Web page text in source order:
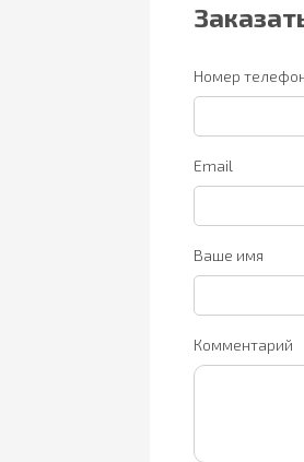
Номер
Email
Ваше имя
Комментарий